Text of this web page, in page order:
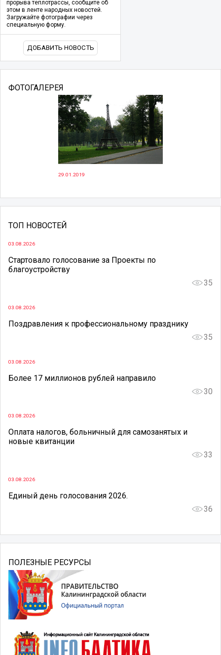
прорыва теплотрассы, сообщите об
этом в ленте народных новостей.
Загружайте фотографии через
специальную форму.
ДОБАВИТЬ НОВОСТЬ
ФОТОГАЛЕРЕЯ
29.01.2019
ТОП НОВОСТЕЙ
03.08.2026
Стартовало голосование за Проекты по
благоустройству
35
03.08.2026
Поздравления к профессиональному празднику
35
03.08.2026
Более 17 миллионов рублей направило
30
03.08.2026
Оплата налогов, больничный для самозанятых и
новые квитанции
33
03.08.2026
Единый день голосования 2026.
36
ПОЛЕЗНЫЕ РЕСУРСЫ